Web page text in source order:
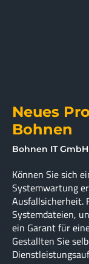
Neues
Bohnen
Bohnen IT GmbH
Können Sie sich
Systemwartung
Ausfallsicherheit.
Systemdateien,
ein Garant für
Gestallten Sie